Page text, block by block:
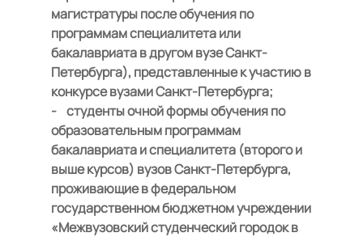
магистратуры после обучения по
программам специалитета или
бакалавриата в другом вузе Санкт-
Петербурга), представленные к участию в
конкурсе вузами Санкт-Петербурга;
- студенты очной формы обучения по
образовательным программам
бакалавриата и специалитета (второго и
выше курсов) вузов Санкт-Петербурга,
проживающие в федеральном
государственном бюджетном учреждении
«Межвузовский студенческий городок в